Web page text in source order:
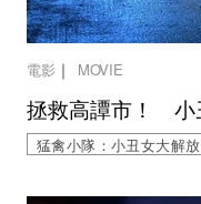
電影 ｜ MOVIE
拯救高譚市！ 小
猛禽小隊：小丑女大解放